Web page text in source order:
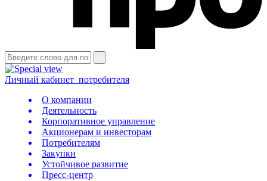
Личный кабинет потребителя
О компании
Деятельность
Корпоративное управление
Акционерам и инвесторам
Потребителям
Закупки
Устойчивое развитие
Пресс-центр